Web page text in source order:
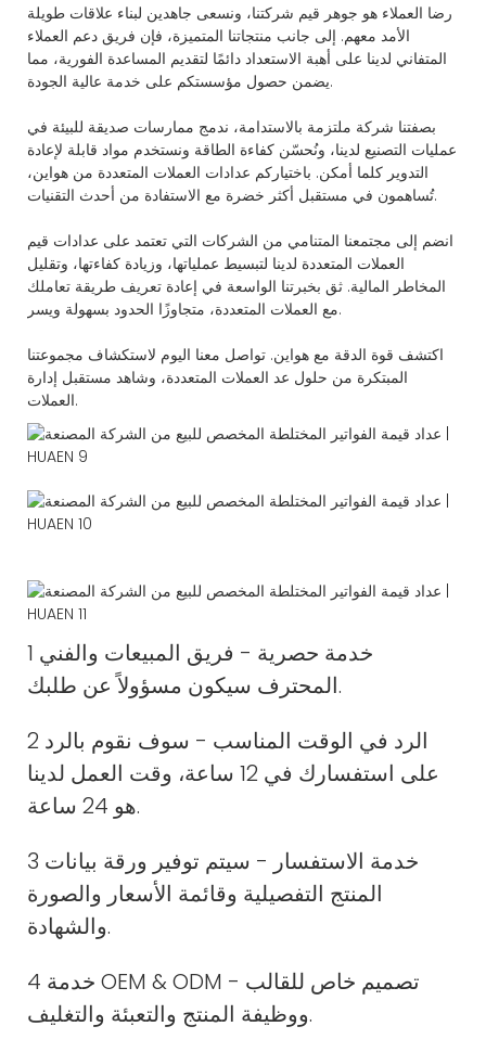
رضا العملاء هو جوهر قيم شركتنا، ونسعى جاهدين لبناء علاقات طويلة
الأمد معهم. إلى جانب منتجاتنا المتميزة، فإن فريق دعم العملاء
المتفاني لدينا على أهبة الاستعداد دائمًا لتقديم المساعدة الفورية، مما
يضمن حصول مؤسستكم على خدمة عالية الجودة.
بصفتنا شركة ملتزمة بالاستدامة، ندمج ممارسات صديقة للبيئة في
عمليات التصنيع لدينا، ونُحسّن كفاءة الطاقة ونستخدم مواد قابلة لإعادة
التدوير كلما أمكن. باختياركم عدادات العملات المتعددة من هواين،
تُساهمون في مستقبل أكثر خضرة مع الاستفادة من أحدث التقنيات.
انضم إلى مجتمعنا المتنامي من الشركات التي تعتمد على عدادات قيم
العملات المتعددة لدينا لتبسيط عملياتها، وزيادة كفاءتها، وتقليل
المخاطر المالية. ثق بخبرتنا الواسعة في إعادة تعريف طريقة تعاملك
مع العملات المتعددة، متجاوزًا الحدود بسهولة ويسر.
اكتشف قوة الدقة مع هواين. تواصل معنا اليوم لاستكشاف مجموعتنا
المبتكرة من حلول عد العملات المتعددة، وشاهد مستقبل إدارة
العملات.
1 خدمة حصرية - فريق المبيعات والفني
المحترف سيكون مسؤولاً عن طلبك.
2 الرد في الوقت المناسب - سوف نقوم بالرد
على استفسارك في 12 ساعة، وقت العمل لدينا
هو 24 ساعة.
3 خدمة الاستفسار - سيتم توفير ورقة بيانات
المنتج التفصيلية وقائمة الأسعار والصورة
والشهادة.
4 خدمة OEM & ODM - تصميم خاص للقالب
ووظيفة المنتج والتعبئة والتغليف.